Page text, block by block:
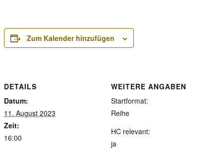
Zum Kalender hinzufügen
DETAILS
Datum:
11. August 2023
Zeit:
16:00
WEITERE ANGABEN
Startformat:
Reihe
HC relevant:
ja